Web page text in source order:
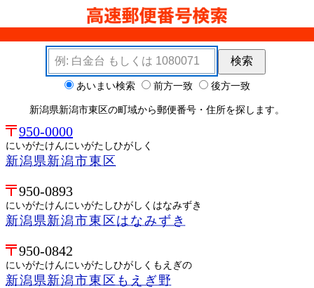
検索キーワード
検索
検索オプション あいまい検索 前方一致 後方一致
新潟県新潟市東区の町域から郵便番号・住所を探します。
950-0000
にいがたけんにいがたしひがしく
新潟県新潟市東区
950-0893
にいがたけんにいがたしひがしくはなみずき
新潟県新潟市東区はなみずき
950-0842
にいがたけんにいがたしひがしくもえぎの
新潟県新潟市東区もえぎ野